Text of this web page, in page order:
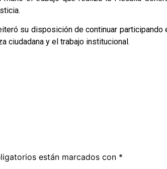
su disposición de continuar participando
ciudadana y el trabajo institucional.
están marcados con *